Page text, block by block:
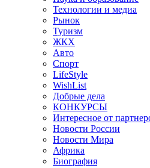
Технологии и медиа
Рынок
Туризм
ЖКХ
Авто
Спорт
LifeStyle
WishList
Добрые дела
КОНКУРСЫ
Интересное от
Новости России
Новости Мира
Африка
Биография